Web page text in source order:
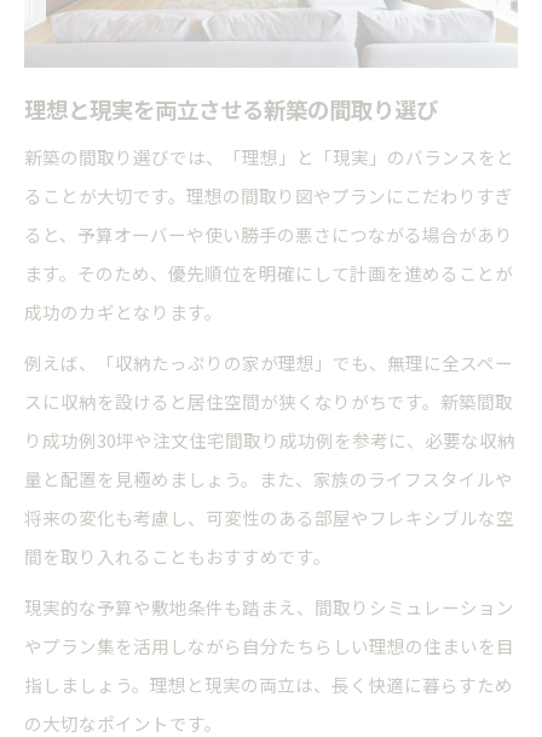
理想と現実を両立させる新築の間取り選び
新築の間取り選びでは、「理想」と「現実」のバランスをと
ることが大切です。理想の間取り図やプランにこだわりすぎ
ると、予算オーバーや使い勝手の悪さにつながる場合があり
ます。そのため、優先順位を明確にして計画を進めることが
成功のカギとなります。
例えば、「収納たっぷりの家が理想」でも、無理に全スペー
スに収納を設けると居住空間が狭くなりがちです。新築間取
り成功例30坪や注文住宅間取り成功例を参考に、必要な収納
量と配置を見極めましょう。また、家族のライフスタイルや
将来の変化も考慮し、可変性のある部屋やフレキシブルな空
間を取り入れることもおすすめです。
現実的な予算や敷地条件も踏まえ、間取りシミュレーション
やプラン集を活用しながら自分たちらしい理想の住まいを目
指しましょう。理想と現実の両立は、長く快適に暮らすため
の大切なポイントです。